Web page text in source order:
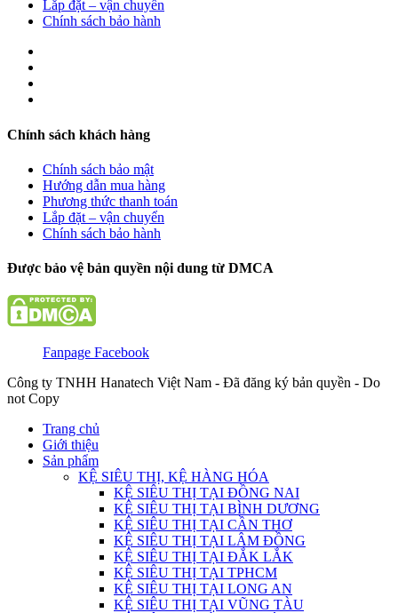
Lắp đặt – vận chuyển
Chính sách bảo hành
Chính sách khách hàng
Chính sách bảo mật
Hướng dẫn mua hàng
Phương thức thanh toán
Lắp đặt – vận chuyển
Chính sách bảo hành
Được bảo vệ bản quyền nội dung từ DMCA
Fanpage Facebook
Công ty TNHH Hanatech Việt Nam - Đã đăng ký bản quyền - Do
not Copy
Trang chủ
Giới thiệu
Sản phẩm
KỆ SIÊU THỊ, KỆ HÀNG HÓA
KỆ SIÊU THỊ TẠI ĐỒNG NAI
KỆ SIÊU THỊ TẠI BÌNH DƯƠNG
KỆ SIÊU THỊ TẠI CẦN THƠ
KỆ SIÊU THỊ TẠI LÂM ĐỒNG
KỆ SIÊU THỊ TẠI ĐẮK LẮK
KỆ SIÊU THỊ TẠI TPHCM
KỆ SIÊU THỊ TẠI LONG AN
KỆ SIÊU THỊ TẠI VŨNG TÀU